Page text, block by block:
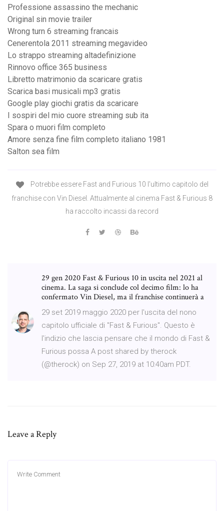
Professione assassino the mechanic
Original sin movie trailer
Wrong turn 6 streaming francais
Cenerentola 2011 streaming megavideo
Lo strappo streaming altadefinizione
Rinnovo office 365 business
Libretto matrimonio da scaricare gratis
Scarica basi musicali mp3 gratis
Google play giochi gratis da scaricare
I sospiri del mio cuore streaming sub ita
Spara o muori film completo
Amore senza fine film completo italiano 1981
Salton sea film
Potrebbe essere Fast and Furious 10 l'ultimo capitolo del
franchise con Vin Diesel. Attualmente al cinema Fast & Furious 8
ha raccolto incassi da record
29 gen 2020 Fast & Furious 10 in uscita nel 2021 al
cinema. La saga si conclude col decimo film: lo ha
confermato Vin Diesel, ma il franchise continuerà a
29 set 2019 maggio 2020 per l'uscita del nono
capitolo ufficiale di "Fast & Furious". Questo è
l'indizio che lascia pensare che il mondo di Fast &
Furious possa A post shared by therock
(@therock) on Sep 27, 2019 at 10:40am PDT.
Leave a Reply